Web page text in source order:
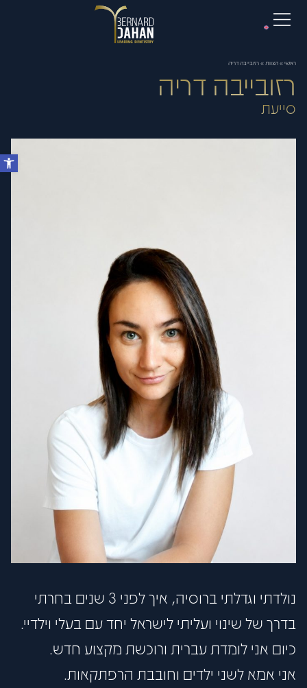
ראשי»הצוות »רזובייבה דריה
רזובייבה דריה
סייעת
נולדתי וגדלתי ברוסיה, איך לפני 3 שנים בחרתי
בדרך של שינוי ועליתי לישראל יחד עם בעלי וילדיי.
כיום אני לומדת עברית ורוכשת מקצוע חדש.
אני אמא לשני ילדים וחובבת הרפתקאות.